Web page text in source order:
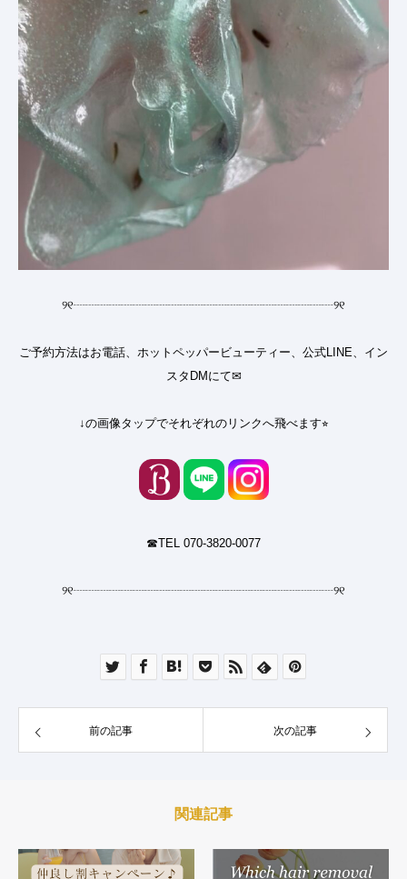
୨୧┈┈┈┈┈┈┈┈┈┈┈┈┈┈┈┈┈┈┈┈┈┈୨୧
ご予約方法はお電話、ホットペッパービューティー、公式LINE、イン
スタDMにて✉︎
↓の画像タップでそれぞれのリンクへ飛べます⭐︎
☎︎TEL 070-3820-0077
୨୧┈┈┈┈┈┈┈┈┈┈┈┈┈┈┈┈┈┈┈┈┈┈୨୧
前の記事 次の記事
関連記事